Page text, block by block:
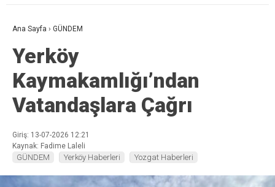
Ana Sayfa › GÜNDEM
Yerköy
Kaymakamlığı’ndan
Vatandaşlara Çağrı
Giriş: 13-07-2026 12:21
Kaynak: Fadime Laleli
GÜNDEM Yerköy Haberleri Yozgat Haberleri